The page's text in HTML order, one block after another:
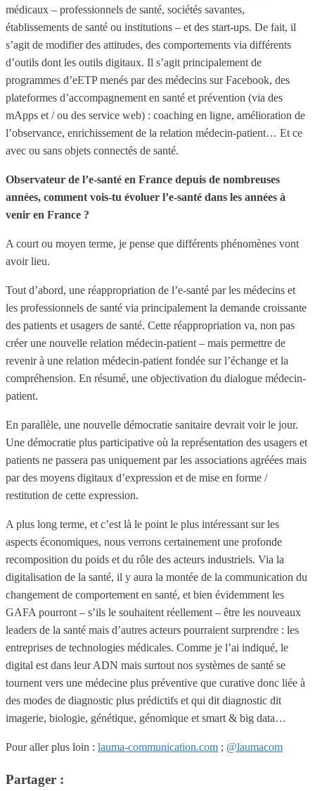
médicaux – professionnels de santé, sociétés savantes,
établissements de santé ou institutions – et des start-ups. De fait, il
s’agit de modifier des attitudes, des comportements via différents
d’outils dont les outils digitaux. Il s’agit principalement de
programmes d’eETP menés par des médecins sur Facebook, des
plateformes d’accompagnement en santé et prévention (via des
mApps et / ou des service web) : coaching en ligne, amélioration de
l’observance, enrichissement de la relation médecin-patient… Et ce
avec ou sans objets connectés de santé.
Observateur de l’e-santé en France depuis de nombreuses
années, comment vois-tu évoluer l’e-santé dans les années à
venir en France ?
A court ou moyen terme, je pense que différents phénomènes vont
avoir lieu.
Tout d’abord, une réappropriation de l’e-santé par les médecins et
les professionnels de santé via principalement la demande croissante
des patients et usagers de santé. Cette réappropriation va, non pas
créer une nouvelle relation médecin-patient – mais permettre de
revenir à une relation médecin-patient fondée sur l’échange et la
compréhension. En résumé, une objectivation du dialogue médecin-
patient.
En parallèle, une nouvelle démocratie sanitaire devrait voir le jour.
Une démocratie plus participative où la représentation des usagers et
patients ne passera pas uniquement par les associations agréées mais
par des moyens digitaux d’expression et de mise en forme /
restitution de cette expression.
A plus long terme, et c’est là le point le plus intéressant sur les
aspects économiques, nous verrons certainement une profonde
recomposition du poids et du rôle des acteurs industriels. Via la
digitalisation de la santé, il y aura la montée de la communication du
changement de comportement en santé, et bien évidemment les
GAFA pourront – s’ils le souhaitent réellement – être les nouveaux
leaders de la santé mais d’autres acteurs pourraient surprendre : les
entreprises de technologies médicales. Comme je l’ai indiqué, le
digital est dans leur ADN mais surtout nos systèmes de santé se
tournent vers une médecine plus préventive que curative donc liée à
des modes de diagnostic plus prédictifs et qui dit diagnostic dit
imagerie, biologie, génétique, génomique et smart & big data…
Pour aller plus loin : lauma-communication.com ; @laumacom
Partager :